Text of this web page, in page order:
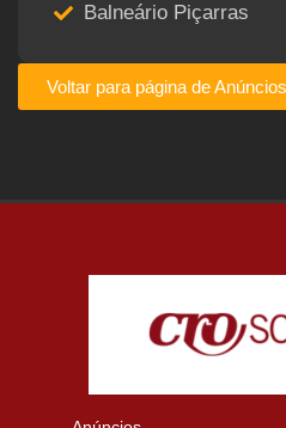
Balneário Piçarras
Voltar para página de Anúncios